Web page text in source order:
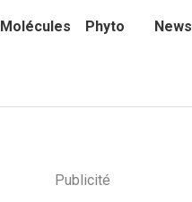
Molécules Phyto News
Publicité